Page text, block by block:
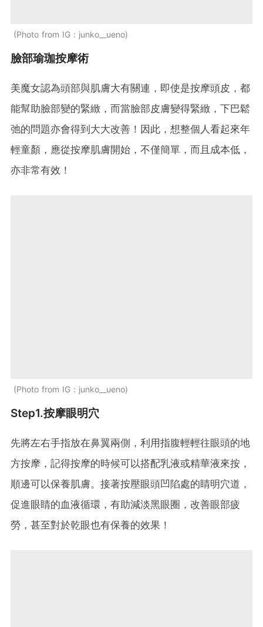
Photo from IG：junko__ueno
臉部瑜珈按摩術
美魔女認為頭部與肌膚大有關連，即使是按摩頭皮，都
能幫助臉部變的緊緻，而當臉部皮膚變得緊緻，下巴鬆
弛的問題亦會得到大大改善！因此，想整個人看起來年
輕童顏，應從按摩肌膚開始，不僅簡單，而且成本低，
亦非常有效！
Photo from IG：junko__ueno
Step1.按摩眼明穴
先將左右手指放在鼻翼兩側，利用指腹輕輕往眼頭的地
方按摩，記得按摩的時候可以搭配乳液或精華液來按，
順邊可以保養肌膚。接著按壓眼頭凹陷處的睛明穴道，
促進眼睛的血液循環，有助減淡黑眼圈，改善眼部疲
勞，甚至對於乾眼也有保養的效果！